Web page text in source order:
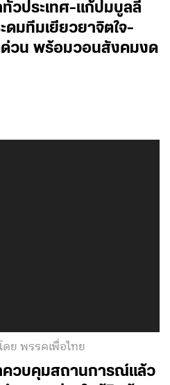
วประเทศ-แก้ปมบูลลี่
ดมทีมเยียวยาจิตใจ-
ด่วน พร้อมวอนสังคมงด
ดย พรรคเพื่อไทย
ควบคุมสถานการณ์แล้ว